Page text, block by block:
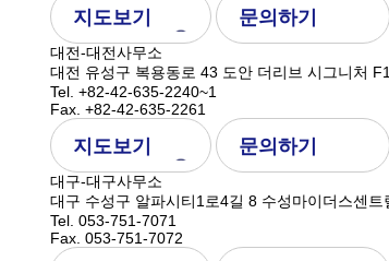
지도보기 문의하기
대전-대전사무소
대전 유성구 복용동로 43 도안 더리브 시그니처
Tel. +82-42-635-2240~1
Fax. +82-42-635-2261
지도보기 문의하기
대구-대구사무소
대구 수성구 알파시티1로4길 8 수성마이더스센
Tel. 053-751-7071
Fax. 053-751-7072